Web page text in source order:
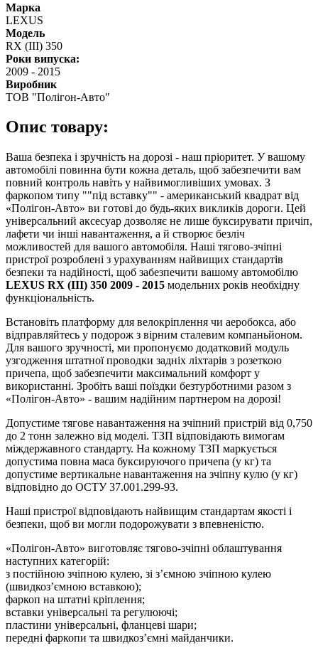
Марка
LEXUS
Модель
RX (III) 350
Роки випуска:
2009 - 2015
Виробник
ТОВ "Полігон-Авто"
Опис товару:
Ваша безпека і зручність на дорозі - наш пріоритет. У вашому
автомобілі повинна бути кожна деталь, щоб забезпечити вам
повний контроль навіть у найвимогливіших умовах. З
фаркопом типу ""під вставку"" - американський квадрат від
«Полігон-Авто» ви готові до будь-яких викликів дороги. Цей
універсальний аксесуар дозволяє не лише буксирувати причіп,
лафети чи інші навантаження, а й створює безліч
можливостей для вашого автомобіля. Наші тягово-зчіпні
пристрої розроблені з урахуванням найвищих стандартів
безпеки та надійності, щоб забезпечити вашому автомобілю
LEXUS RX (III) 350 2009 - 2015 модельних років необхідну
функціональність.
Встановіть платформу для велокріплення чи аеробокса, або
відправляйтесь у подорож з вірним сталевим компаньйоном.
Для вашого зручності, ми пропонуємо додатковий модуль
узгодження штатної проводки задніх ліхтарів з розеткою
причепа, щоб забезпечити максимальний комфорт у
використанні. Зробіть ваші поїздки безтурботними разом з
«Полігон-Авто» - вашим надійним партнером на дорозі!
Допустиме тягове навантаження на зчіпний пристрій від 0,750
до 2 тонн залежно від моделі. ТЗП відповідають вимогам
міждержавного стандарту. На кожному ТЗП маркується
допустима повна маса буксируючого причепа (у кг) та
допустиме вертикальне навантаження на зчіпну кулю (у кг)
відповідно до ОСТУ 37.001.299-93.
Наші пристрої відповідають найвищим стандартам якості і
безпеки, щоб ви могли подорожувати з впевненістю.
«Полігон-Авто» виготовляє тягово-зчіпні облаштування
наступних категорій:
з постійною зчіпною кулею, зі з’ємною зчіпною кулею
(швидкоз’ємною вставкою);
фаркоп на штатні кріплення;
вставки універсальні та регулюючі;
пластини універсальні, фланцеві шари;
передні фаркопи та швидкоз’ємні майданчики.